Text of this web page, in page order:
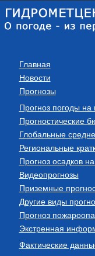
Главная
Новости
Прогнозы
Прогноз погоды
Прогностические
Глобальные
Региональные
Прогноз осадков
Видеопрогнозы
Приземные
Другие виды
Прогноз
Экстренная
Фактические